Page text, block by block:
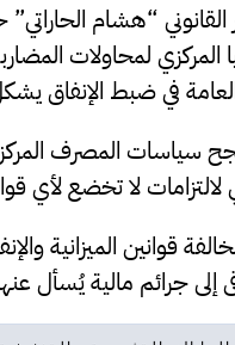
“هشام
المركزي لمحاولات
في ضبط الإنفاق يشكل
سياسات المصرف
لا تخضع لأي
قوانين الميزانية
إلى جرائم مالية يُسأل